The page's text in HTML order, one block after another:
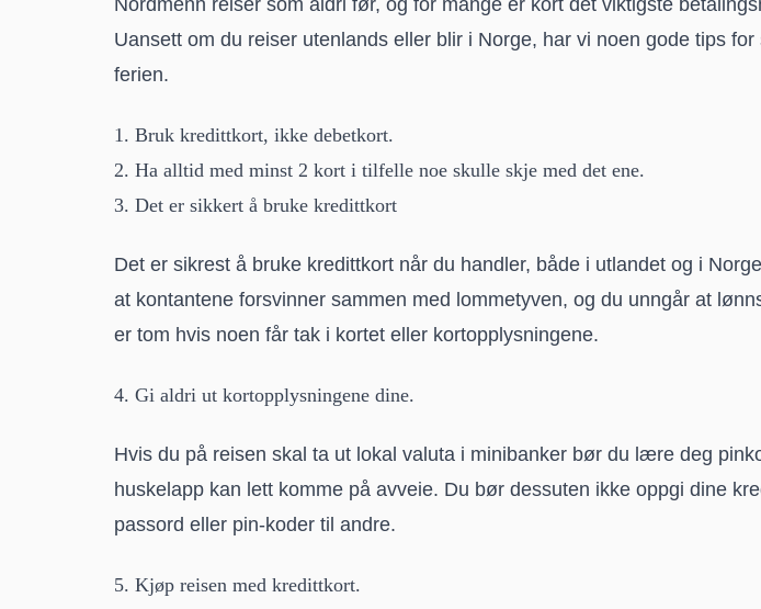
Nordmenn reiser som aldri før, og for mange er kort det viktigste
Uansett om du reiser utenlands eller blir i Norge, har vi noen gode tips for
ferien.
1. Bruk kredittkort, ikke debetkort.
2. Ha alltid med minst 2 kort i tilfelle noe skulle skje med det ene.
3. Det er sikkert å bruke kredittkort
Det er sikrest å bruke kredittkort når du handler, både i utlandet og i
at kontantene forsvinner sammen med lommetyven, og du unngår at
er tom hvis noen får tak i kortet eller kortopplysningene.
4. Gi aldri ut kortopplysningene dine.
Hvis du på reisen skal ta ut lokal valuta i minibanker bør du lære deg
huskelapp kan lett komme på avveie. Du bør dessuten ikke oppgi dine
passord eller pin-koder til andre.
5. Kjøp reisen med kredittkort.